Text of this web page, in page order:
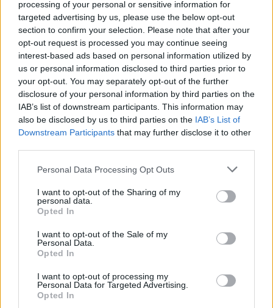
processing of your personal or sensitive information for
targeted advertising by us, please use the below opt-out
section to confirm your selection. Please note that after your
opt-out request is processed you may continue seeing
interest-based ads based on personal information utilized by
us or personal information disclosed to third parties prior to
your opt-out. You may separately opt-out of the further
disclosure of your personal information by third parties on the
IAB’s list of downstream participants. This information may
also be disclosed by us to third parties on the IAB’s List of
Downstream Participants that may further disclose it to other
Personal Data Processing Opt Outs
I want to opt-out of the Sharing of my
personal data.
Opted In
I want to opt-out of the Sale of my
Personal Data.
Opted In
I want to opt-out of processing my
Personal Data for Targeted Advertising.
Opted In
PSV kijkt naar Geertruida en raakt gevoelige
transferlijn
PSV kiest met Tygo Land opnieuw voor de lange
route
Overzicht: Zo presteren de PSV-spelers op het
WK 2026
het nieuwe seizoen
BREAKING: Bayern en PSV bereiken record-deal
over Saibari
Van Eindhoven naar München? Waarom Bayern
juist nu overtuigd is van Saibari
Buitenlandse interesse groeit rond Ryan
Flamingo